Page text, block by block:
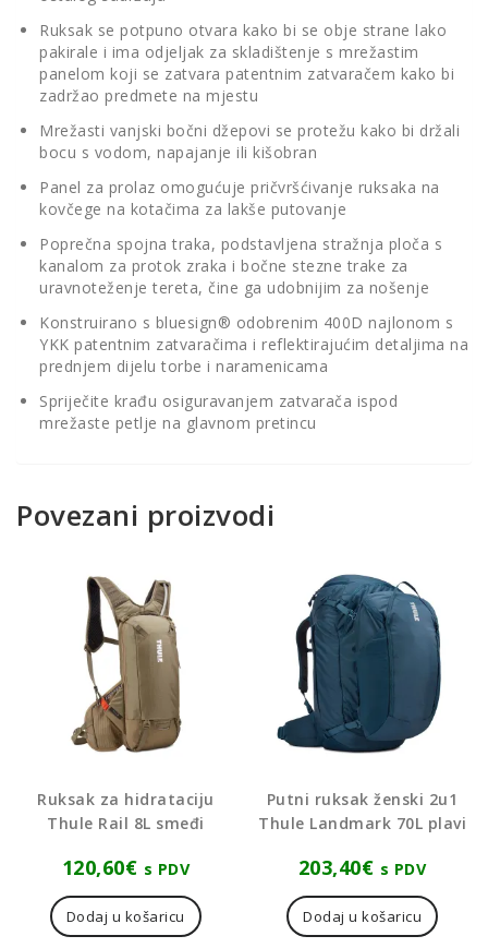
Ruksak se potpuno otvara kako bi se obje strane lako
pakirale i ima odjeljak za skladištenje s mrežastim
panelom koji se zatvara patentnim zatvaračem kako bi
zadržao predmete na mjestu
Mrežasti vanjski bočni džepovi se protežu kako bi držali
bocu s vodom, napajanje ili kišobran
Panel za prolaz omogućuje pričvršćivanje ruksaka na
kovčege na kotačima za lakše putovanje
Poprečna spojna traka, podstavljena stražnja ploča s
kanalom za protok zraka i bočne stezne trake za
uravnoteženje tereta, čine ga udobnijim za nošenje
Konstruirano s bluesign® odobrenim 400D najlonom s
YKK patentnim zatvaračima i reflektirajućim detaljima na
prednjem dijelu torbe i naramenicama
Spriječite krađu osiguravanjem zatvarača ispod
mrežaste petlje na glavnom pretincu
Povezani proizvodi
Ruksak za hidrataciju
Thule Rail 8L smeđi
120,60€ s PDV
Dodaj u košaricu
Putni ruksak ženski 2u1
Thule Landmark 70L plavi
203,40€ s PDV
Dodaj u košaricu